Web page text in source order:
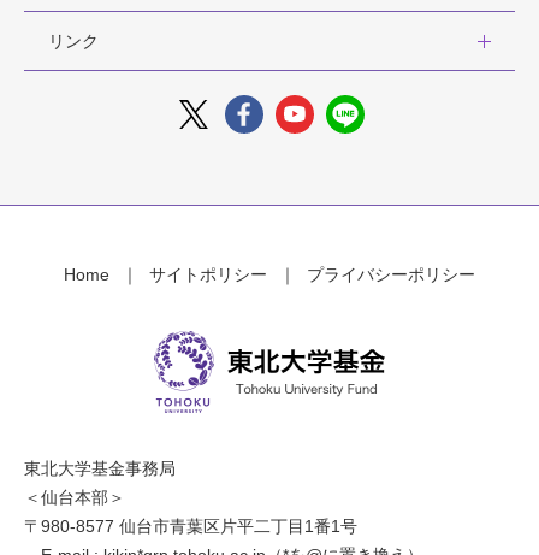
リンク
Home サイトポリシー プライバシーポリシー
東北大学基金事務局
＜仙台本部＞
〒980-8577 仙台市青葉区片平二丁目1番1号